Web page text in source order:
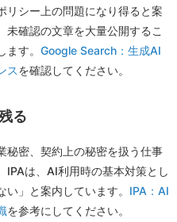
リシー上の問題になり得ると案
未確認の文章を大量公開するこ
す。 Google Search：生成AI
スを確認してください。
る
秘密、契約上の秘密を扱う仕事
IPAは、AI利用時の基本対策とし
」と案内しています。 IPA：AI
を参考にしてください。